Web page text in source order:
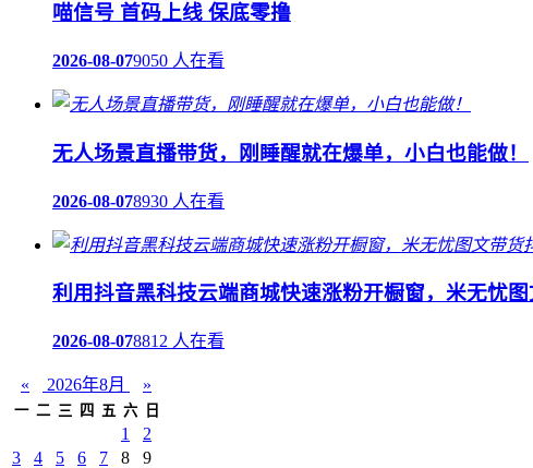
喵信号 首码上线 保底零撸
2026-08-079050 人在看
无人场景直播带货，刚睡醒就在爆单，小白也能做！
2026-08-078930 人在看
利用抖音黑科技云端商城快速涨粉开橱窗，米无忧图
2026-08-078812 人在看
« 2026年8月 »
一 二 三 四 五 六 日
1
2
3
4 5 6 7 8 9